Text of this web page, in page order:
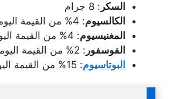
السكر : 8 جرام
الكالسيوم: 4% من القيمة اليومية (DV)
المغنيسيوم: 4% من القيمة اليومية
الفوسفور : 2% من القيمة اليومية
البوتاسيوم: 15% من القيمة اليومية